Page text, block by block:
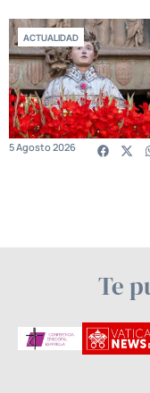
ACTUALIDAD
5 Agosto 2026
Te